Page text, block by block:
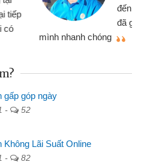
qua bạn bè giới thiệu tôi
quyết được công việc của
gấp góp ngày
- 52
Không Lãi Suất Online
- 82